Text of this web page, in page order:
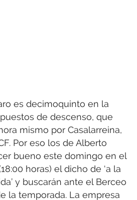
es decimoquinto en la
de descenso, que
mismo por Casalarreina,
Por eso los de Alberto
bueno este domingo en el
horas) el dicho de ‘a la
y buscarán ante el Berceo
la temporada. La empresa